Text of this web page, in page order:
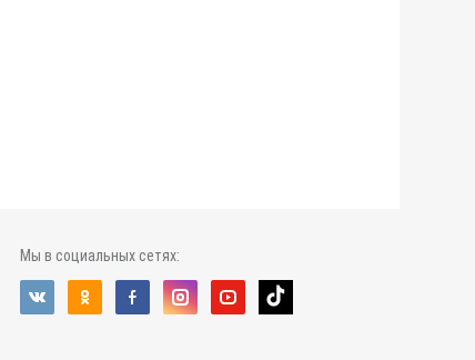
Мы в социальных сетях: